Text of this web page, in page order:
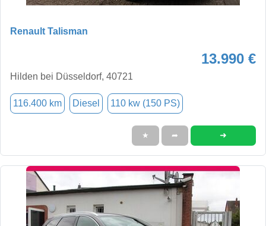
Renault Talisman
13.990 €
Hilden bei Düsseldorf, 40721
116.400 km Diesel 110 kw (150 PS)
★ ➦ ➜